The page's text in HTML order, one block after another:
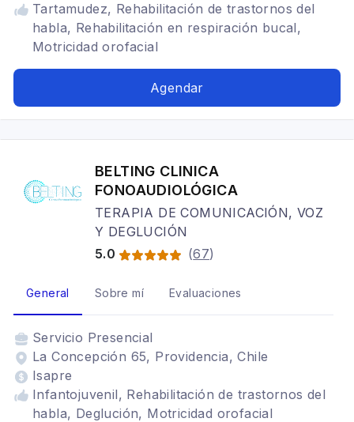
Tartamudez, Rehabilitación de trastornos del
habla, Rehabilitación en respiración bucal,
Motricidad orofacial
Agendar
BELTING CLINICA
FONOAUDIOLÓGICA
TERAPIA DE COMUNICACIÓN, VOZ
Y DEGLUCIÓN
5.0
(67)
General Sobre mí Evaluaciones
Servicio Presencial
La Concepción 65, Providencia, Chile
Isapre
Infantojuvenil, Rehabilitación de trastornos del
habla, Deglución, Motricidad orofacial